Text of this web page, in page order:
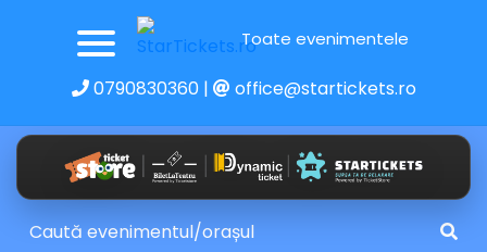
Toate evenimentele
0790830360| office@startickets.ro